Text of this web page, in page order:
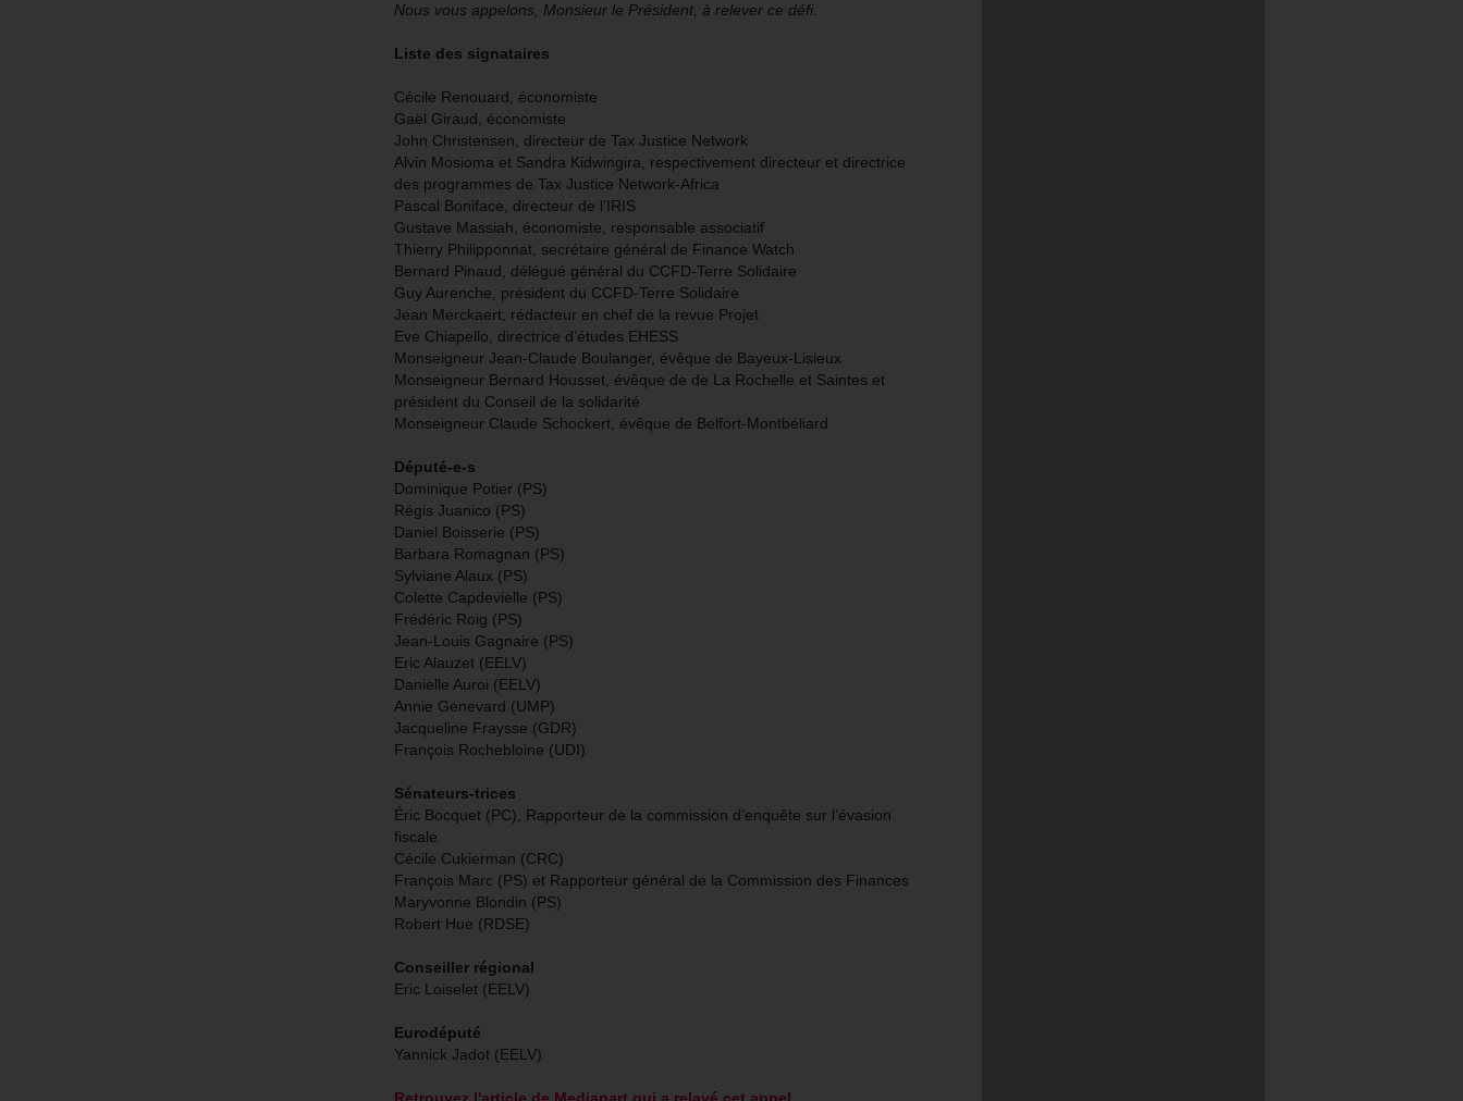
Nous vous appelons, Monsieur le Président, à relever ce défi.
Liste des signataires
Cécile Renouard, économiste
Gaël Giraud, économiste
John Christensen, directeur de Tax Justice Network
Alvin Mosioma et Sandra Kidwingira, respectivement directeur et directrice
des programmes de Tax Justice Network-Africa
Pascal Boniface, directeur de l’IRIS
Gustave Massiah, économiste, responsable associatif
Thierry Philipponnat, secrétaire général de Finance Watch
Bernard Pinaud, délégué général du CCFD-Terre Solidaire
Guy Aurenche, président du CCFD-Terre Solidaire
Jean Merckaert, rédacteur en chef de la revue Projet
Eve Chiapello, directrice d’études EHESS
Monseigneur Jean-Claude Boulanger, évêque de Bayeux-Lisieux
Monseigneur Bernard Housset, évêque de de La Rochelle et Saintes et
président du Conseil de la solidarité
Monseigneur Claude Schockert, évêque de Belfort-Montbéliard
Député-e-s
Dominique Potier (PS)
Régis Juanico (PS)
Daniel Boisserie (PS)
Barbara Romagnan (PS)
Sylviane Alaux (PS)
Colette Capdevielle (PS)
Frédéric Roig (PS)
Jean-Louis Gagnaire (PS)
Eric Alauzet (EELV)
Danielle Auroi (EELV)
Annie Genevard (UMP)
Jacqueline Fraysse (GDR)
François Rochebloine (UDI)
Sénateurs-trices
Éric Bocquet (PC), Rapporteur de la commission d’enquête sur l’évasion
fiscale
Cécile Cukierman (CRC)
François Marc (PS) et Rapporteur général de la Commission des Finances
Maryvonne Blondin (PS)
Robert Hue (RDSE)
Conseiller régional
Eric Loiselet (EELV)
Eurodéputé
Yannick Jadot (EELV)